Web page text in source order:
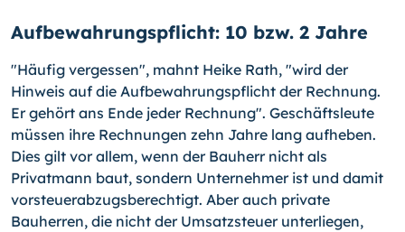
Aufbewahrungspflicht: 10 bzw. 2 Jahre
"Häufig vergessen", mahnt Heike Rath, "wird der
Hinweis auf die Aufbewahrungspflicht der Rechnung.
Er gehört ans Ende jeder Rechnung". Geschäftsleute
müssen ihre Rechnungen zehn Jahre lang aufheben.
Dies gilt vor allem, wenn der Bauherr nicht als
Privatmann baut, sondern Unternehmer ist und damit
vorsteuerabzugsberechtigt. Aber auch private
Bauherren, die nicht der Umsatzsteuer unterliegen,